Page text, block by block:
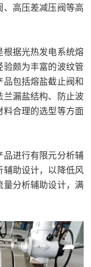
高压差减压阀等高
据光热发电系统熔
颇为丰富的波纹管
包括熔盐截止阀和
漏盐结构、防止波
合理的选型等方面
进行有限元分析辅
助设计，以降低风
分析辅助设计，满